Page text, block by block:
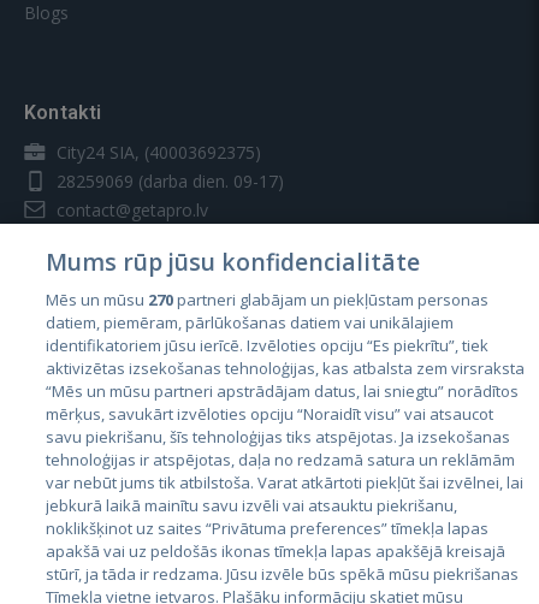
Blogs
Kontakti
City24 SIA, (40003692375)
28259069 (darba dien. 09-17)
contact@getapro.lv
Valstis
Igaunija
Latvija
Lietuva
Mums rūp jūsu konfidencialitāte
Mēs un mūsu 270partneri glabājam un piekļūstam personas
datiem, piemēram, pārlūkošanas datiem vai unikālajiem
identifikatoriem jūsu ierīcē. Izvēloties opciju “Es piekrītu”, tiek
aktivizētas izsekošanas tehnoloģijas, kas atbalsta zem virsraksta
“Mēs un mūsu partneri apstrādājam datus, lai sniegtu” norādītos
mērķus, savukārt izvēloties opciju “Noraidīt visu” vai atsaucot
savu piekrišanu, šīs tehnoloģijas tiks atspējotas. Ja izsekošanas
tehnoloģijas ir atspējotas, daļa no redzamā satura un reklāmām
var nebūt jums tik atbilstoša. Varat atkārtoti piekļūt šai izvēlnei, lai
jebkurā laikā mainītu savu izvēli vai atsauktu piekrišanu,
noklikšķinot uz saites “Privātuma preferences” tīmekļa lapas
apakšā vai uz peldošās ikonas tīmekļa lapas apakšējā kreisajā
stūrī, ja tāda ir redzama. Jūsu izvēle būs spēkā mūsu piekrišanas
Tīmekļa vietne ietvaros. Plašāku informāciju skatiet mūsu